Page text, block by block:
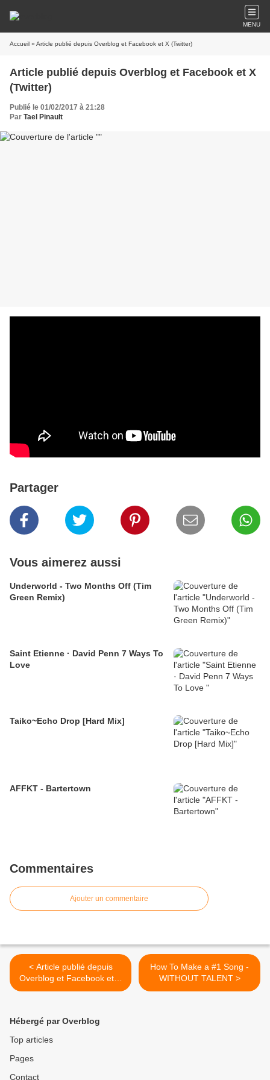
MENU
Accueil » Article publié depuis Overblog et Facebook et X (Twitter)
Article publié depuis Overblog et Facebook et X
(Twitter)
Publié le 01/02/2017 à 21:28
Par Tael Pinault
Partager
Vous aimerez aussi
Underworld - Two Months Off (Tim
Green Remix)
Saint Etienne · David Penn 7 Ways To
Love
Taiko~Echo Drop [Hard Mix]
AFFKT - Bartertown
Commentaires
Ajouter un commentaire
< Article publié depuis
Overblog et Facebook et X
(Twitter)
How To Make a #1 Song -
WITHOUT TALENT >
Hébergé par Overblog
Top articles
Pages
Contact